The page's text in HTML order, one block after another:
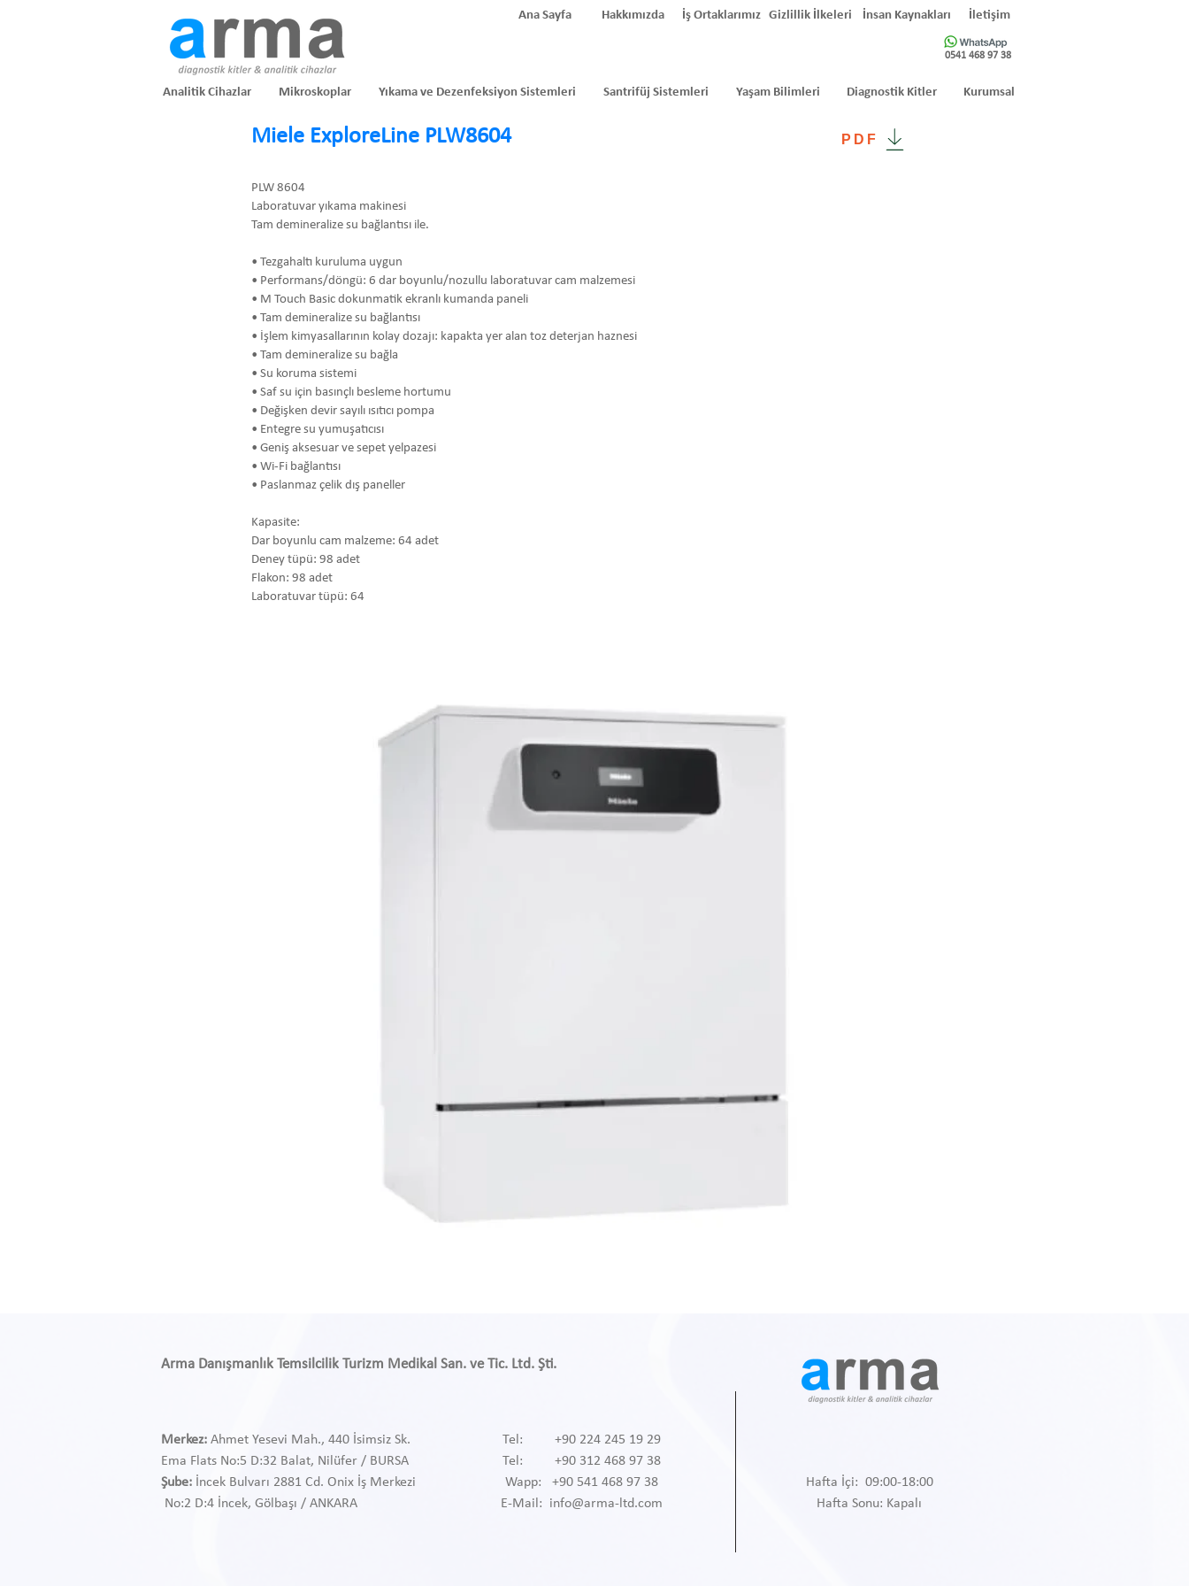
Analitik Cihazlar Mikroskoplar Yıkama ve Dezenfeksiyon Sistemleri Santrifüj Sistemleri Yaşam Bilimleri Diagnostik Kitler Kurumsal
Ana Sayfa Hakkımızda İş Ortaklarımız Gizlillik İlkeleri İnsan Kaynakları İletişim
0541 468 97 38
PDF
Miele ExploreLine PLW8604
PLW 8604
Laboratuvar yıkama makinesi
Tam demineralize su bağlantısı ile.
• Tezgahaltı kuruluma uygun
• Performans/döngü: 6 dar boyunlu/nozullu laboratuvar cam malzemesi
• M Touch Basic dokunmatik ekranlı kumanda paneli
• Tam demineralize su bağlantısı
• İşlem kimyasallarının kolay dozajı: kapakta yer alan toz deterjan haznesi
• Tam demineralize su bağla
• Su koruma sistemi
• Saf su için basınçlı besleme hortumu
• Değişken devir sayılı ısıtıcı pompa
• Entegre su yumuşatıcısı
• Geniş aksesuar ve sepet yelpazesi
• Wi-Fi bağlantısı
• Paslanmaz çelik dış paneller
Kapasite:
Dar boyunlu cam malzeme: 64 adet
Deney tüpü: 98 adet
Flakon: 98 adet
Laboratuvar tüpü: 64
Arma Danışmanlık Temsilcilik Turizm Medikal San. ve Tic. Ltd. Şti.
Merkez: Ahmet Yesevi Mah., 440 İsimsiz Sk.
Ema Flats No:5 D:32 Balat, Nilüfer / BURSA
Şube: İncek Bulvarı 2881 Cd. Onix İş Merkezi
No:2 D:4 İncek, Gölbaşı / ANKARA
Tel: +90 224 245 19 29
Tel: +90 312 468 97 38
Wapp: +90 541 468 97 38
E-Mail: info@arma-ltd.com
Hafta İçi: 09:00-18:00
Hafta Sonu: Kapalı